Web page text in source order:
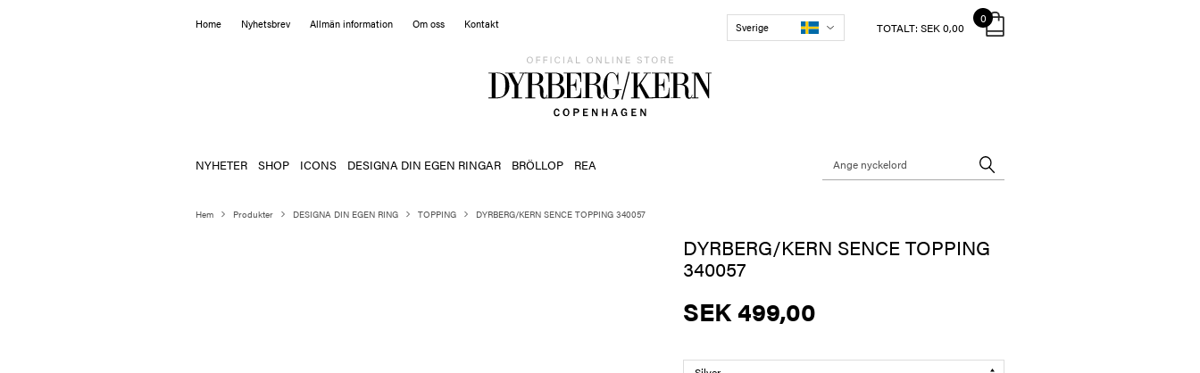
Home Nyhetsbrev Allmän information Om oss Kontakt Sverige
0
TOTALT: SEK 0,00
NYHETER SHOP ICONS DESIGNA DIN EGEN RINGAR BRÖLLOP REA
Hem Produkter DESIGNA DIN EGEN RING TOPPING DYRBERG/KERN SENCE TOPPING 340057
DYRBERG/KERN SENCE TOPPING
340057
SEK 499,00